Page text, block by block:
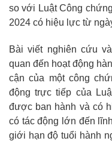
so với Luật Công
2024 có hiệu lực từ
Bài viết nghiên cứu
quan đến hoạt động
cận của một công
động trực tiếp của
được ban hành và có
có tác động lớn đến
giới hạn độ tuổi hành